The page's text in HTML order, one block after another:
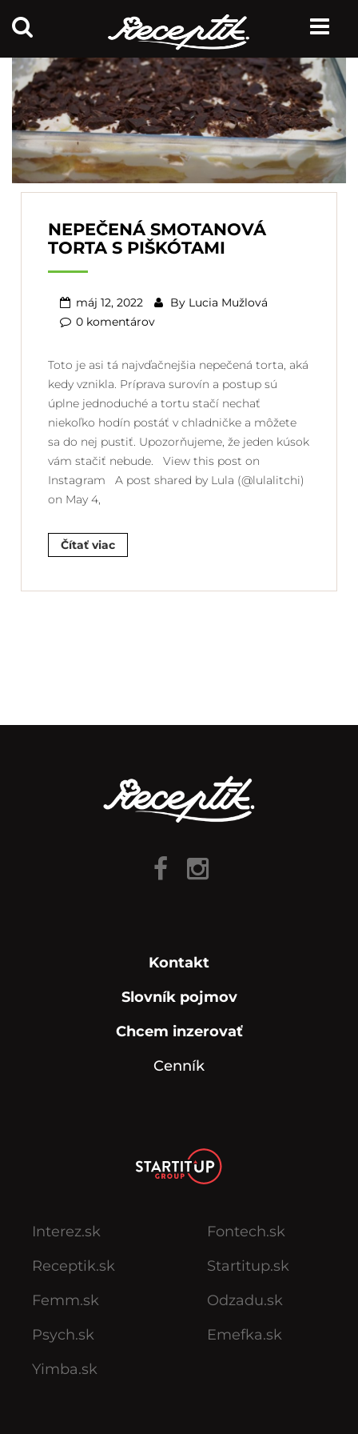
NEPEČENÁ SMOTANOVÁ
TORTA S PIŠKÓTAMI
máj 12, 2022 By Lucia Mužlová
0 komentárov
Toto je asi tá najvďačnejšia nepečená torta, aká
kedy vznikla. Príprava surovín a postup sú
úplne jednoduché a tortu stačí nechať
niekoľko hodín postáť v chladničke a môžete
sa do nej pustiť. Upozorňujeme, že jeden kúsok
vám stačiť nebude. View this post on
Instagram A post shared by Lula (@lulalitchi)
on May 4,
Čítať viac
Kontakt
Slovník pojmov
Chcem inzerovať
Cenník
Interez.sk
Receptik.sk
Femm.sk
Psych.sk
Yimba.sk
Fontech.sk
Startitup.sk
Odzadu.sk
Emefka.sk